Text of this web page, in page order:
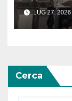
LUG 27, 2026
Cerca